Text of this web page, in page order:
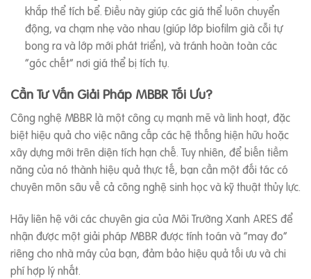
khắp thể tích bể. Điều này giúp các giá thể luôn chuyển
động, va chạm nhẹ vào nhau (giúp lớp biofilm già cỗi tự
bong ra và lớp mới phát triển), và tránh hoàn toàn các
“góc chết” nơi giá thể bị tích tụ.
Cần Tư Vấn Giải Pháp MBBR Tối Ưu?
Công nghệ MBBR là một công cụ mạnh mẽ và linh hoạt, đặc
biệt hiệu quả cho việc nâng cấp các hệ thống hiện hữu hoặc
xây dựng mới trên diện tích hạn chế. Tuy nhiên, để biến tiềm
năng của nó thành hiệu quả thực tế, bạn cần một đối tác có
chuyên môn sâu về cả công nghệ sinh học và kỹ thuật thủy lực.
Hãy liên hệ với các chuyên gia của Môi Trường Xanh ARES để
nhận được một giải pháp MBBR được tính toán và “may đo”
riêng cho nhà máy của bạn, đảm bảo hiệu quả tối ưu và chi
phí hợp lý nhất.